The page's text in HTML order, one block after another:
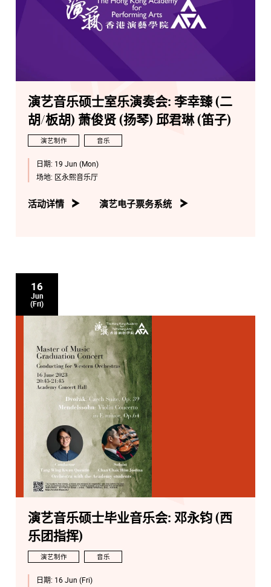
演艺音乐硕士室乐演奏会: 李幸臻 (二
胡/板胡) 萧俊贤 (扬琴) 邱君琳 (笛子)
演艺制作 音乐
日期: 19 Jun (Mon)
场地: 区永熙音乐厅
活动详情 演艺电子票务系统
16
Jun
(Fri)
演艺音乐硕士毕业音乐会: 邓永钧 (西
乐团指挥)
演艺制作 音乐
日期: 16 Jun (Fri)